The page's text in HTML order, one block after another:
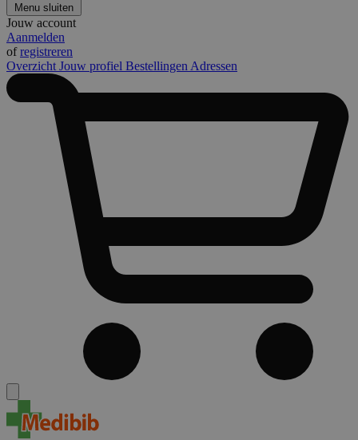
Menu sluiten
Jouw account
Aanmelden
ofregistreren
Overzicht Jouw profiel Bestellingen Adressen